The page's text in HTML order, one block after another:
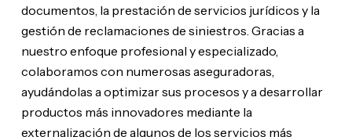
documentos, la prestación de servicios jurídicos y la
gestión de reclamaciones de siniestros. Gracias a
nuestro enfoque profesional y especializado,
colaboramos con numerosas aseguradoras,
ayudándolas a optimizar sus procesos y a desarrollar
productos más innovadores mediante la
externalización de algunos de los servicios más